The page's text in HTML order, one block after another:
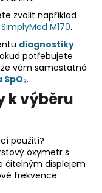
zvolit například
M170.
diagnostiky
potřebujete
vám samostatná
.
k výběru
použití?
oxymetr s
čitelným displejem
frekvence.